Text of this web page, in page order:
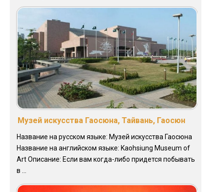
Музей искусства Гаосюна, Тайвань, Гаосюн
Название на русском языке: Музей искусства Гаосюна
Название на английском языке: Kaohsiung Museum of
Art Описание: Если вам когда-либо придется побывать
в ...